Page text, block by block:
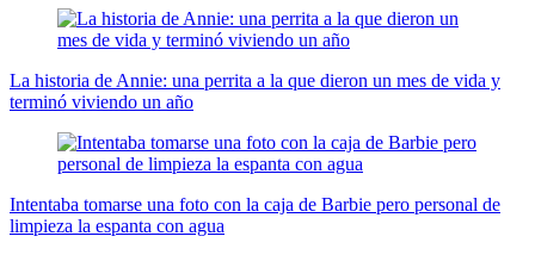
La historia de Annie: una perrita a la que dieron un mes de vida y
terminó viviendo un año
Intentaba tomarse una foto con la caja de Barbie pero personal de
limpieza la espanta con agua